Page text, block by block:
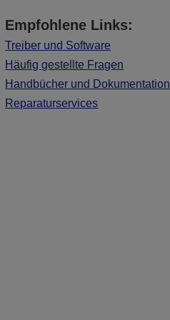
Empfohlene Links:
Treiber und Software
Häufig gestellte Fragen
Handbücher und Dokumentation
Reparaturservices